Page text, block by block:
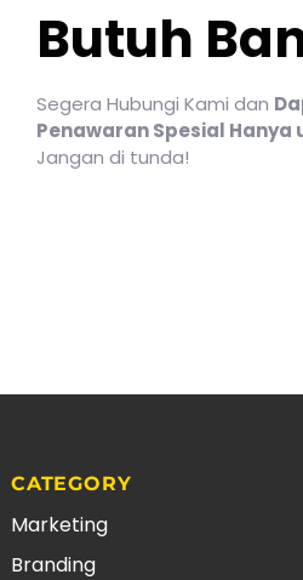
Butuh
Segera Hubungi Kami dan
Penawaran Spesial Hanya
Jangan di tunda!
CATEGORY
Marketing
Branding